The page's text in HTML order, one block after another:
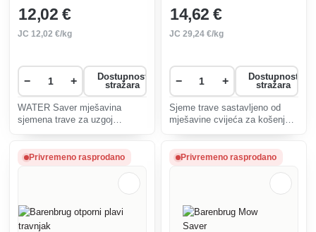
12,02 €
JC12,02 €/kg
− +
Dostupnost
stražara
WATER Saver mješavina
sjemena trave za uzgoj
okruženju.
14,62 €
JC 29,24 €/kg
− +
Dostupnost
stražara
Sjeme trave sastavljeno od
mješavine cvijeća za košenje i
bioraznolikosti u vrtovima,
Privremeno rasprodano Privremeno rasprodano